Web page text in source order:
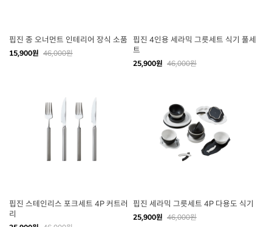
핍진 종 오너먼트 인테리어 장식 소품
15,900원 46,000원
핍진 4인용 세라믹 그릇세트 식기 풀세
트
25,900원 46,000원
핍진 스테인리스 포크세트 4P 커트러
리
핍진 세라믹 그릇세트 4P 다용도 식기
25,900원 46,000원